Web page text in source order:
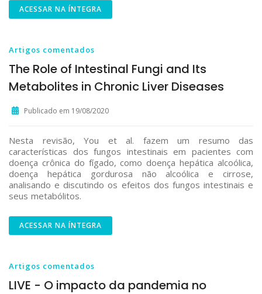
ACESSAR NA ÍNTEGRA
Artigos comentados
The Role of Intestinal Fungi and Its
Metabolites in Chronic Liver Diseases
Publicado em 19/08/2020
Nesta revisão, You et al. fazem um resumo das
características dos fungos intestinais em pacientes com
doença crônica do fígado, como doença hepática alcoólica,
doença hepática gordurosa não alcoólica e cirrose,
analisando e discutindo os efeitos dos fungos intestinais e
seus metabólitos.
ACESSAR NA ÍNTEGRA
Artigos comentados
LIVE - O impacto da pandemia no